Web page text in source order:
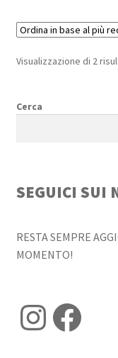
Visualizzazione di 2
Cerca
SEGUICI SUI
RESTA SEMPRE
MOMENTO!